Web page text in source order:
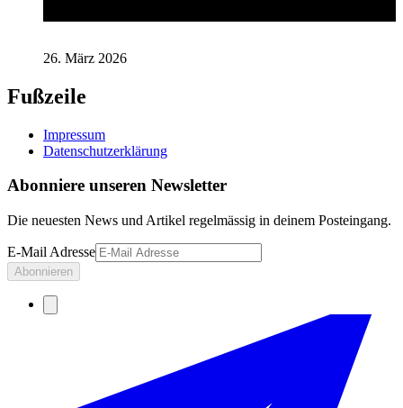
26. März 2026
Fußzeile
Impressum
Datenschutzerklärung
Abonniere unseren Newsletter
Die neuesten News und Artikel regelmässig in deinem Posteingang.
E-Mail Adresse
Abonnieren